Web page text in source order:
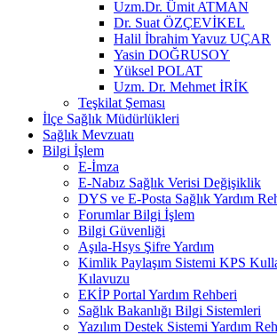
Uzm.Dr. Ümit ATMAN
Dr. Suat ÖZÇEVİKEL
Halil İbrahim Yavuz UÇAR
Yasin DOĞRUSOY
Yüksel POLAT
Uzm. Dr. Mehmet İRİK
Teşkilat Şeması
İlçe Sağlık Müdürlükleri
Sağlık Mevzuatı
Bilgi İşlem
E-İmza
E-Nabız Sağlık Verisi Değişiklik
DYS ve E-Posta Sağlık Yardım
Forumlar Bilgi İşlem
Bilgi Güvenliği
Aşıla-Hsys Şifre Yardım
Kimlik Paylaşım Sistemi KPS
Kılavuzu
EKİP Portal Yardım Rehberi
Sağlık Bakanlığı Bilgi Sistemleri
Yazılım Destek Sistemi Yardım